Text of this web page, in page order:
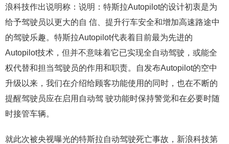
浪科技作出说明称：说明：特斯拉Autopilot的设计初衷是为
给予驾驶员以更大的自 信、提升行车安全和增加高速路途中
的驾驶乐趣。特斯拉Autopilot代表着目前最为先进的
Autopilot技术，但并不意味着它已实现全自动驾驶，或能全
权代替和担当驾驶员的作用和职责。自发布Autopilot的空中
升级以来，我们在介绍给顾客功能使用的同时，也在不断的
提醒驾驶员应在启用自动驾 驶功能时保持警觉和在必要时随
时接管车辆。
就此次被央视曝光的特斯拉自动驾驶死亡事故，新浪科技第